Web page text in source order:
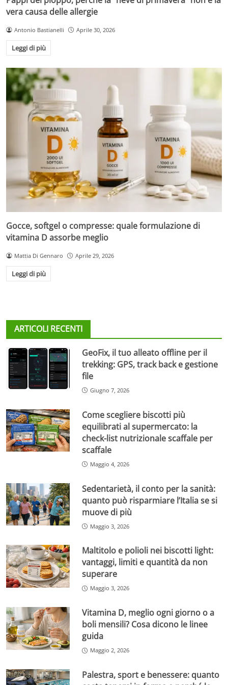
vera causa delle allergie
Antonio Bastianelli Aprile 30, 2026
Leggi di più
Gocce, softgel o compresse: quale formulazione di
vitamina D assorbe meglio
Mattia Di Gennaro Aprile 29, 2026
Leggi di più
ARTICOLI RECENTI
GeoFix, il tuo alleato offline per il
trekking: GPS, track back e gestione
file
Giugno 7, 2026
Come scegliere biscotti più
equilibrati al supermercato: la
check-list nutrizionale scaffale per
scaffale
Maggio 4, 2026
Sedentarietà, il conto per la sanità:
quanto può risparmiare l’Italia se si
muove di più
Maggio 3, 2026
Maltitolo e polioli nei biscotti light:
vantaggi, limiti e quantità da non
superare
Maggio 3, 2026
Vitamina D, meglio ogni giorno o a
boli mensili? Cosa dicono le linee
guida
Maggio 2, 2026
Palestra, sport e benessere: quanto